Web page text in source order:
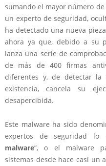
sumando el mayor número
un experto de seguridad,
ha detectado una nueva
ahora ya que, debido a su
lanza una serie de
de más de 400 firmas
diferentes y, de detectar la
existencia, cancela su
desapercibida.
Este malware ha sido
expertos de seguridad lo
malware“, o el malware
sistemas desde hace casi un